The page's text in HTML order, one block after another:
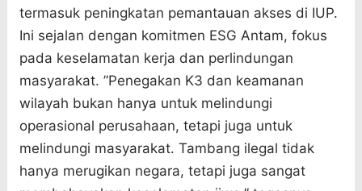
termasuk peningkatan pemantauan akses di IUP.
Ini sejalan dengan komitmen ESG Antam, fokus
pada keselamatan kerja dan perlindungan
masyarakat. ”Penegakan K3 dan keamanan
wilayah bukan hanya untuk melindungi
operasional perusahaan, tetapi juga untuk
melindungi masyarakat. Tambang ilegal tidak
hanya merugikan negara, tetapi juga sangat